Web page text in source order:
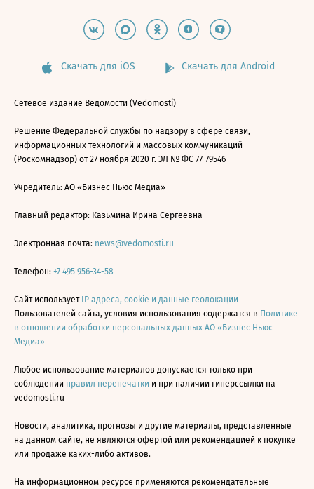
Скачать для iOS Скачать для Android
Сетевое издание Ведомости (Vedomosti)
Решение Федеральной службы по надзору в сфере связи,
информационных технологий и массовых коммуникаций
(Роскомнадзор) от 27 ноября 2020 г. ЭЛ № ФС 77-79546
Учредитель: АО «Бизнес Ньюс Медиа»
Главный редактор: Казьмина Ирина Сергеевна
Электронная почта: news@vedomosti.ru
Телефон: +7 495 956-34-58
Сайт использует IP адреса, cookie и данные геолокации
Пользователей сайта, условия использования содержатся в Политике
в отношении обработки персональных данных АО «Бизнес Ньюс
Медиа»
Любое использование материалов допускается только при
соблюдении правил перепечатки и при наличии гиперссылки на
vedomosti.ru
Новости, аналитика, прогнозы и другие материалы, представленные
на данном сайте, не являются офертой или рекомендацией к покупке
или продаже каких-либо активов.
На информационном ресурсе применяются рекомендательные